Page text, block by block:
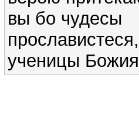
вы бо чудесы
ученицы